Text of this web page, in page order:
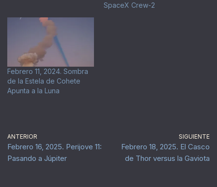
SpaceX Crew-2
Febrero 11, 2024. Sombra
de la Estela de Cohete
Apunta a la Luna
ANTERIOR
Febrero 16, 2025. Perijove 11:
Pasando a Júpiter
SIGUIENTE
Febrero 18, 2025. El Casco
de Thor versus la Gaviota